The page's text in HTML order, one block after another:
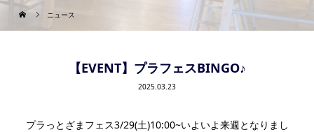
ニュース
【EVENT】プラフェスBINGO♪
2025.03.23
プラっとざまフェス3/29(土)10:00~いよいよ来週となりまし